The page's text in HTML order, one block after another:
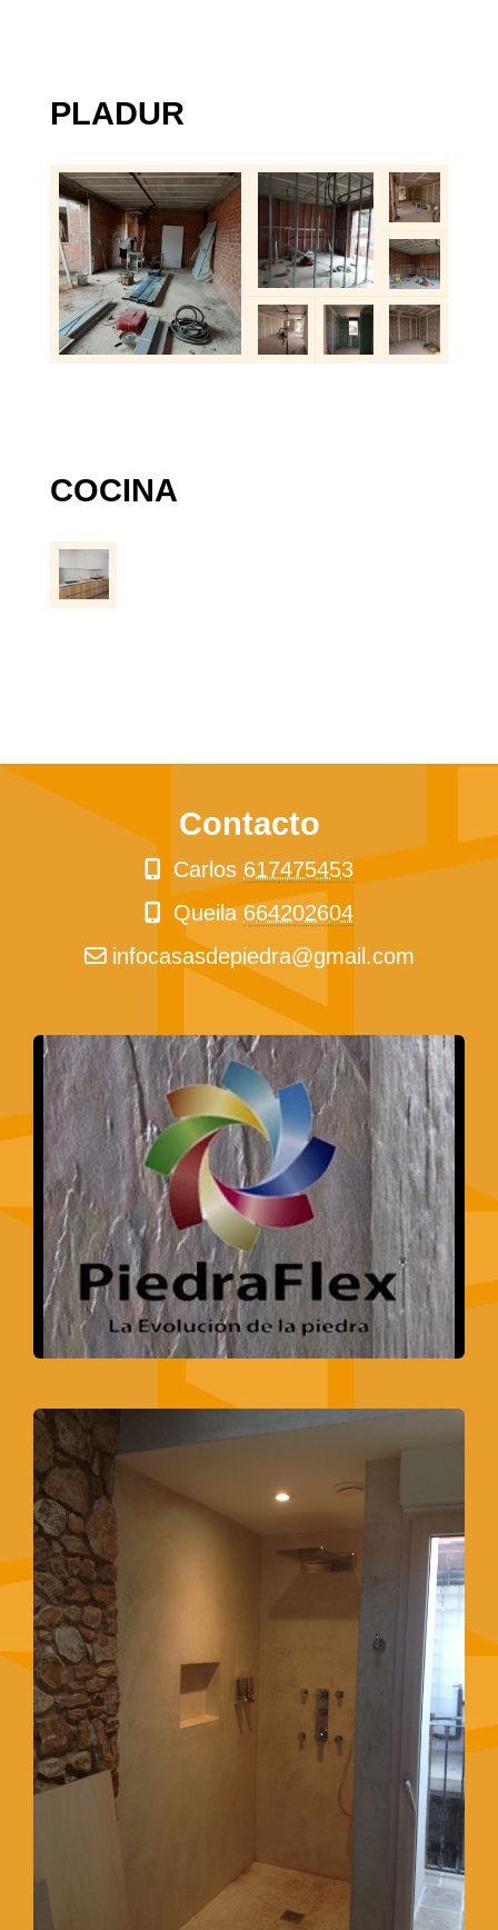
PLADUR
COCINA
Contacto
Carlos 617475453
Queila664202604
infocasasdepiedra
gmail.com